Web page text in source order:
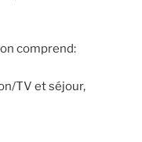
comprend:
TV et séjour,